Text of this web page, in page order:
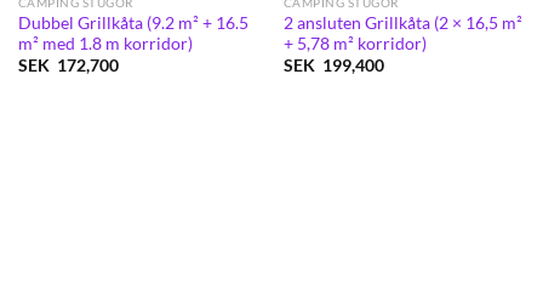
Dubbel Grillkåta (9.2 m² + 16.5
m² med 1.8 m korridor)
SEK 172,700
2 ansluten Grillkåta (2 × 16,5 m²
+ 5,78 m² korridor)
SEK 199,400